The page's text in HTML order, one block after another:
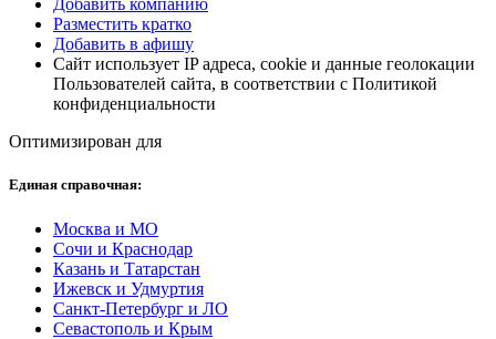
Добавить компанию
Разместить кратко
Добавить в афишу
Сайт использует IP адреса, cookie и данные геолокации
Пользователей сайта, в соответствии с Политикой
конфиденциальности
Оптимизирован для
Единая справочная:
Москва и МО
Сочи и Краснодар
Казань и Татарстан
Ижевск и Удмуртия
Санкт-Петербург и ЛО
Севастополь и Крым